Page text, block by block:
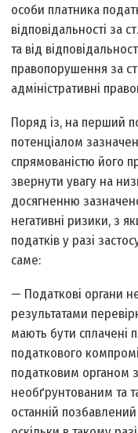
особи платника
відповідальності за
та від
правопорушення за
адміністративні
Поряд із, на перший
потенціалом
спрямованістю його
звернути увагу на
досягненню
негативні ризики, з
податків у разі
саме:
— Податкові органи
результатами
мають бути сплачені
податкового
податковим органом
необґрунтованим та
останній